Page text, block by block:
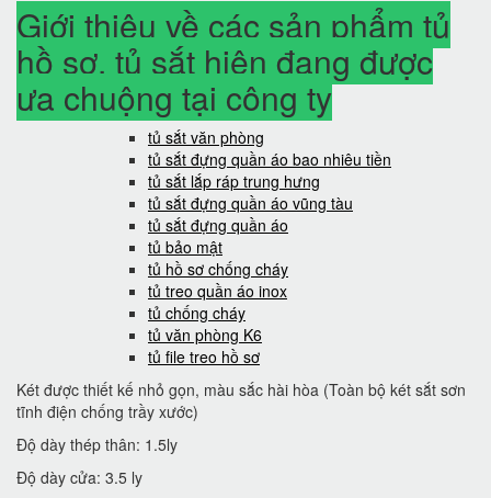
Giới thiệu về các sản phẩm tủ
hồ sơ, tủ sắt hiện đang được
ưa chuộng tại công ty
tủ sắt văn phòng
tủ sắt đựng quần áo bao nhiêu tiền
tủ sắt lắp ráp trung hưng
tủ sắt đựng quần áo vũng tàu
tủ sắt đựng quần áo
tủ bảo mật
tủ hồ sơ chống cháy
tủ treo quần áo inox
tủ chống cháy
tủ văn phòng K6
tủ file treo hồ sơ
Két được thiết kế nhỏ gọn, màu sắc hài hòa (Toàn bộ két sắt sơn
tĩnh điện chống trầy xước)
Độ dày thép thân: 1.5ly
Độ dày cửa: 3.5 ly